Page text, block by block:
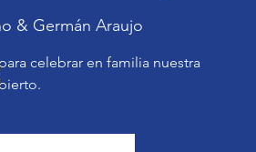
& Germán Araujo
celebrar en familia nuestra